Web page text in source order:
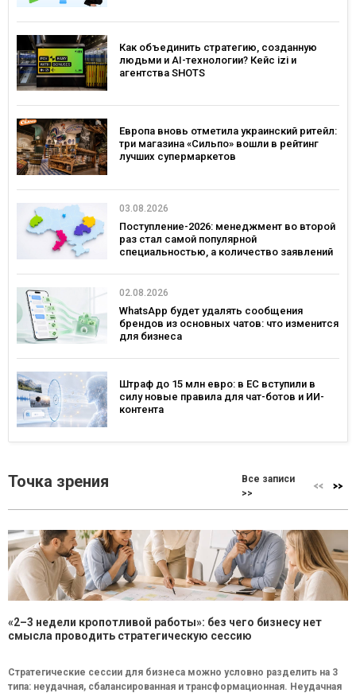
Как объединить стратегию, созданную
людьми и AI-технологии? Кейс izi и
агентства SHOTS
Европа вновь отметила украинский ритейл:
три магазина «Сильпо» вошли в рейтинг
лучших супермаркетов
03.08.2026
Поступление-2026: менеджмент во второй
раз стал самой популярной
специальностью, а количество заявлений
02.08.2026
WhatsApp будет удалять сообщения
брендов из основных чатов: что изменится
для бизнеса
Штраф до 15 млн евро: в ЕС вступили в
силу новые правила для чат-ботов и ИИ-
контента
Точка зрения
Все записи
>>
«2–3 недели кропотливой работы»: без чего бизнесу нет
смысла проводить стратегическую сессию
Стратегические сессии для бизнеса можно условно разделить на 3
типа: неудачная, сбалансированная и трансформационная. Неудачная